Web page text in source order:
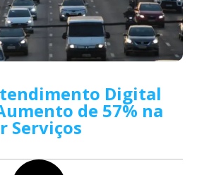
Digital
de 57% na
Serviços